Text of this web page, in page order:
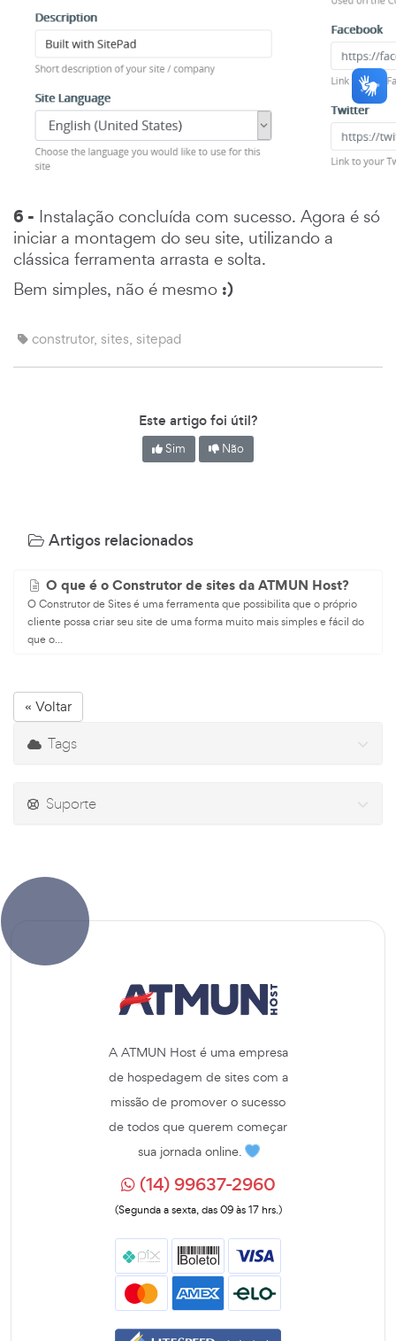
6 - Instalação concluída com sucesso. Agora é só
iniciar a montagem do seu site, utilizando a
clássica ferramenta arrasta e solta.
Bem simples, não é mesmo :)
construtor, sites, sitepad
Este artigo foi útil?
Sim Não
Artigos relacionados
O que é o Construtor de sites da ATMUN Host?
O Construtor de Sites é uma ferramenta que possibilita que o próprio
cliente possa criar seu site de uma forma muito mais simples e fácil do
que o...
« Voltar
Tags
Suporte
A ATMUN Host é uma empresa
de hospedagem de sites com a
missão de promover o sucesso
de todos que querem começar
sua jornada online.
(14) 99637-2960
(Segunda a sexta, das 09 às 17 hrs.)